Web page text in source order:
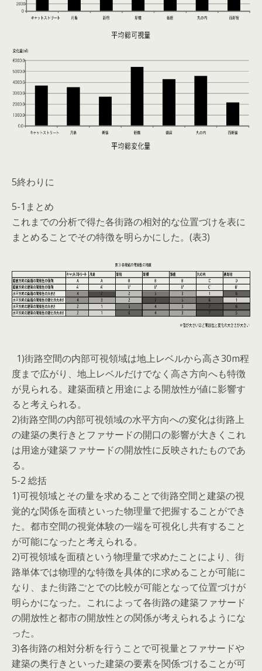
5終わりに
5-1まとめ
これまでの分析で得た各街路の相対的な位置づけを表に
まとめることでその特徴を明らかにした。(表3)
1)街路空間の内部可視領域は地上レベルから高さ30m程
度まで広がり、地上レベルだけでなく高さ方向へも特徴
が見られる。建築面積と用途による開放性が値に影響す
ると考えられる。
2)街路空間の内部可視領域の水平方向への変化は街路上
の建築の奥行きとファサードの開口の影響が大きくこれ
は用途が建築ファサードの開放性に反映されたものであ
る。
5-2 総括
1)可視領域とその量を求めることで街路空間と建築の視
覚的な関係を面積といった物理量で把握することができ
た。都市空間の視覚体験の一端を可視化し共有すること
が可能になったと考えられる。
2)可視領域を面積という物理量で求めたことにより、街
路単体では物理的な特徴を具体的に求めることが可能に
なり、また街路ごとでの比較が可能となって位置づけが
明らかになった。これによって各街路の建築ファサード
の開放性と都市の開放性との関係が考えられるようにな
った。
3)各街路の相対分析を行うことで可視量とファサードや
建築の奥行きといった建築の要素を関係づけることが可